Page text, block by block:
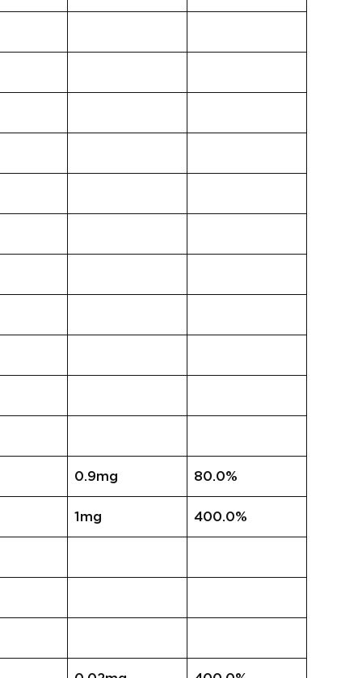
0.9mg 80.0%
1mg 400.0%